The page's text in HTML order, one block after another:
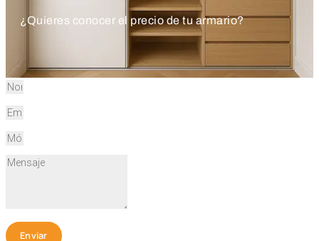
¿Quieres conocer el precio de tu armario?
Enviar